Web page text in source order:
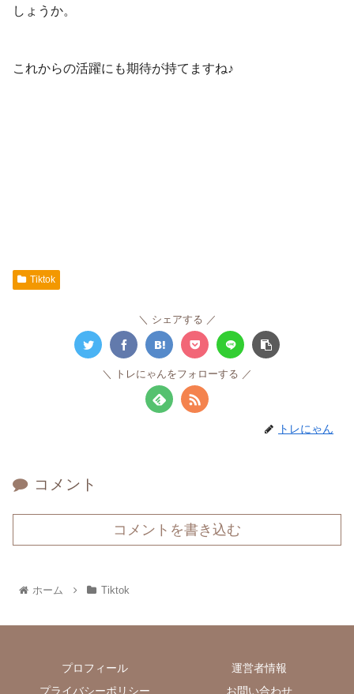
しょうか。
これからの活躍にも期待が持てますね♪
Tiktok
シェアする
トレにゃんをフォローする
トレにゃん
コメント
コメントを書き込む
ホーム Tiktok
プロフィール
運営者情報
プライバシーポリシー
お問い合わせ